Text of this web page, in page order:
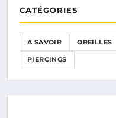
CATÉGORIES
A SAVOIR OREILLES
PIERCINGS